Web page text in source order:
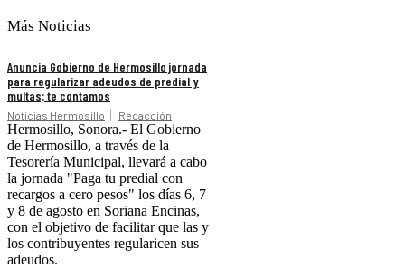
Más Noticias
Anuncia Gobierno de Hermosillo jornada
para regularizar adeudos de predial y
multas; te contamos
Noticias Hermosillo Redacción
Hermosillo, Sonora.- El Gobierno
de Hermosillo, a través de la
Tesorería Municipal, llevará a cabo
la jornada "Paga tu predial con
recargos a cero pesos" los días 6, 7
y 8 de agosto en Soriana Encinas,
con el objetivo de facilitar que las y
los contribuyentes regularicen sus
adeudos.